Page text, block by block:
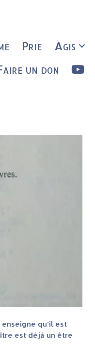
Prie Agis
un don
qu’il est
est déjà un être